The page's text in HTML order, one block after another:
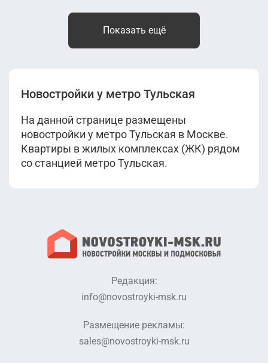
Показать ещё
Новостройки у метро Тульская
На данной странице размещены
новостройки у метро Тульская в Москве.
Квартиры в жилых комплексах (ЖК) рядом
со станцией метро Тульская.
Редакция:
info@novostroyki-msk.ru
Размещение рекламы:
sales@novostroyki-msk.ru